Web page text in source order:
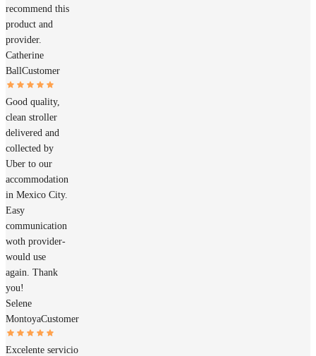
recommend this
product and
provider.
Catherine
BallCustomer
Good quality,
clean stroller
delivered and
collected by
Uber to our
accommodation
in Mexico City.
Easy
communication
woth provider-
would use
again. Thank
you!
Selene
MontoyaCustomer
Excelente servicio